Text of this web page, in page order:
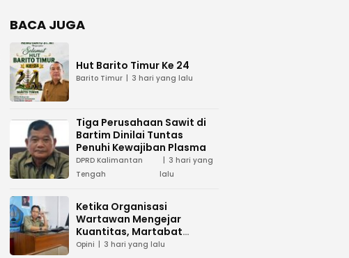
Juang TNI
AD di
Palangka
Raya
BACA JUGA
Hut Barito Timur Ke 24
Barito Timur 3 hari yang lalu
Tiga Perusahaan Sawit di
Bartim Dinilai Tuntas
Penuhi Kewajiban Plasma
DPRD Kalimantan
Tengah
3 hari yang
lalu
Ketika Organisasi
Wartawan Mengejar
Kuantitas, Martabat
Profesi Menjadi Taruhan
Opini 3 hari yang lalu